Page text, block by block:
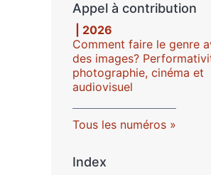
Appel à contribution
| 2026
Comment faire le genre
des images?
photographie, cinéma et
audiovisuel
Tous les numéros
Index